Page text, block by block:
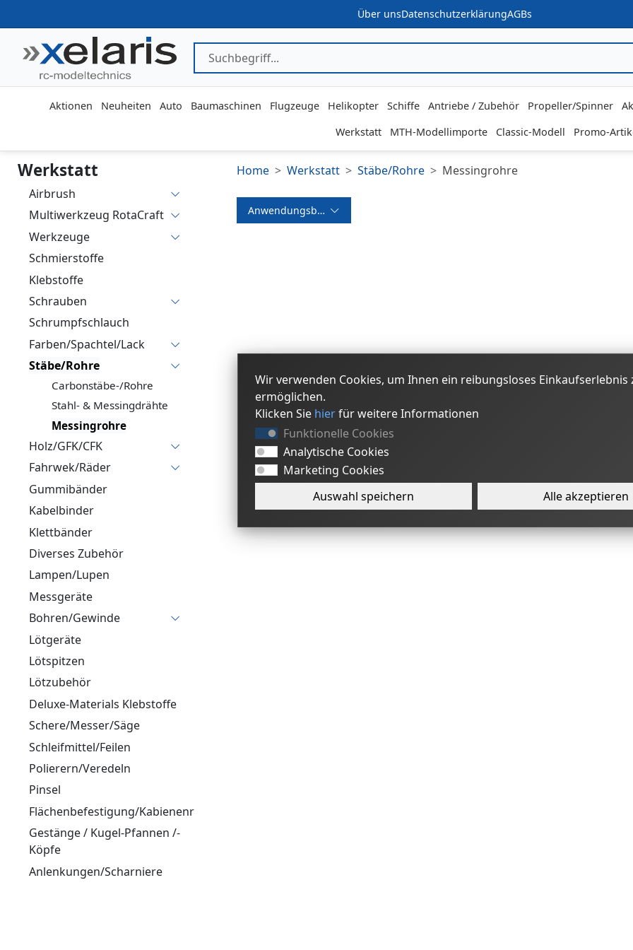
Über unsDatenschutzerklärungAGBs
Aktionen Neuheiten Auto Baumaschinen Flugzeuge Helikopter Schiffe Antriebe / Zubehör Propeller/Spinner
Werkstatt
MTH-Modellimporte Classic-Modell Promo-
Werkstatt
Airbrush
Multiwerkzeug RotaCraft
Werkzeuge
Schmierstoffe
Klebstoffe
Schrauben
Schrumpfschlauch
Farben/Spachtel/Lack
Stäbe/Rohre
Carbonstäbe-/Rohre
Stahl- & Messingdrähte
Messingrohre
Holz/GFK/CFK
Fahrwek/Räder
Gummibänder
Kabelbinder
Klettbänder
Diverses Zubehör
Lampen/Lupen
Messgeräte
Bohren/Gewinde
Lötgeräte
Lötspitzen
Lötzubehör
Deluxe-Materials Klebstoffe
Schere/Messer/Säge
Schleifmittel/Feilen
Polierern/Veredeln
Pinsel
Flächenbefestigung/Kabienenriegel/Hacken
Gestänge / Kugel-Pfannen /-
Köpfe
Anlenkungen/Scharniere
Home Werkstatt Stäbe/Rohre Messingrohre
Anwendungsbereich
Wir verwenden Cookies, um Ihnen ein reibungsloses Einkaufserlebnis
ermöglichen.
Klicken Sie hierfür weitere Informationen
Funktionelle Cookies
Analytische Cookies
Marketing Cookies
Auswahl speichern
Alle akzeptieren